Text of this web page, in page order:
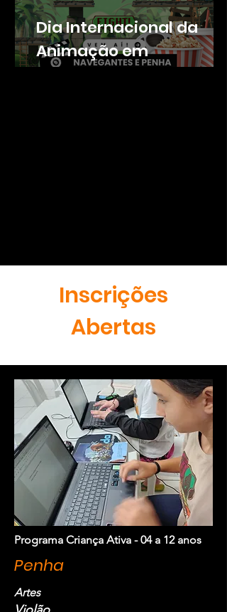
Dia Internacional da
Animação em
Navegantes e Penha
Inscrições
Abertas
Programa Criança Ativa - 04 a 12 anos
Penha
Artes